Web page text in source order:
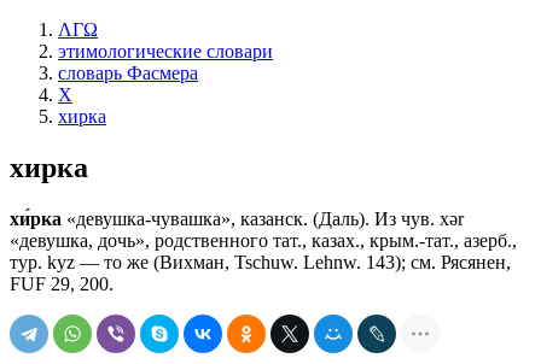
ΛΓΩ
этимологические словари
словарь Фасмера
Х
хирка
хирка
хи́рка «девушка-чувашка», казанск. (Даль). Из чув. хǝr
«девушка, дочь», родственного тат., казах., крым.-тат., азерб.,
тур. kуz — то же (Вихман, Tschuw. Lehnw. 143); см. Рясянен,
FUF 29, 200.